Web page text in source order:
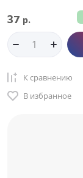
37 р.
К сравнению
В избранное